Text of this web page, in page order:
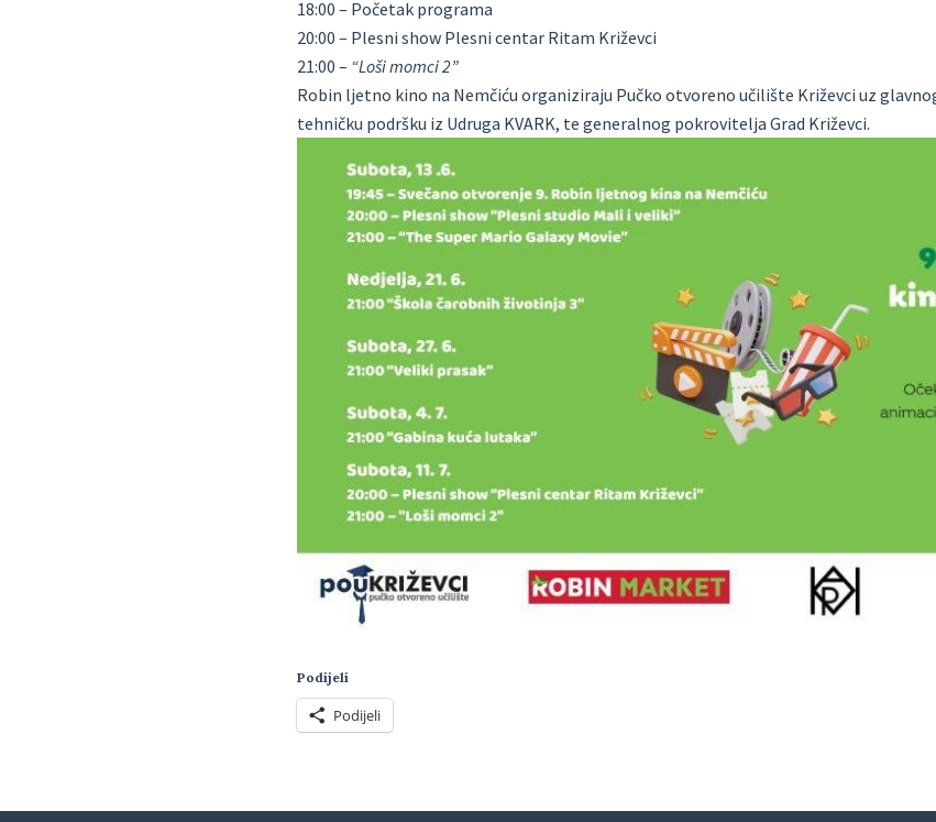
18:00 – Početak programa
20:00 – Plesni show Plesni centar Ritam Križevci
21:00 – “Loši momci 2”
Robin ljetno kino na Nemčiću organiziraju Pučko otvoreno učilište Križevci uz
tehničku podršku iz Udruga KVARK, te generalnog pokrovitelja Grad Križevci.
Podijeli
Podijeli